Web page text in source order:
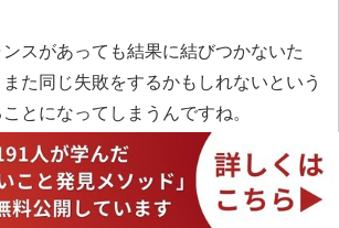
スがあっても結果に結びつかないた
た同じ失敗をするかもしれないという
とになってしまうんですね。
おきたい】